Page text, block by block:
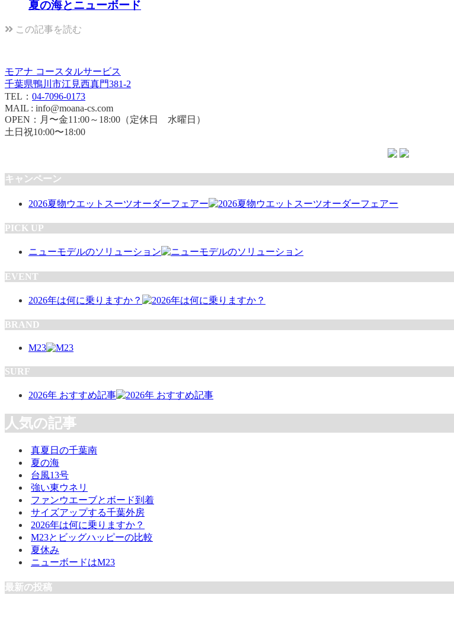
夏の海とニューボード
この記事を読む
モアナ コースタルサービス
千葉県鴨川市江見西真門381-2
TEL： 04-7096-0173
MAIL : info@moana-cs.com
OPEN：月〜金11:00～18:00（定休日 水曜日）
土日祝10:00〜18:00
キャンペーン
2026夏物ウエットスーツオーダーフェアー
PICK UP
ニューモデルのソリューション
EVENT
2026年は何に乗りますか？
BRAND
M23
SURF
2026年 おすすめ記事
人気の記事
真夏日の千葉南
夏の海
台風13号
強い東ウネリ
ファンウエーブとボード到着
サイズアップする千葉外房
2026年は何に乗りますか？
M23とビッグハッピーの比較
夏休み
ニューボードはM23
最新の投稿